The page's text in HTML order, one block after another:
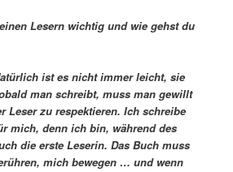
Lesern wichtig und wie gehst du
ist es nicht immer leicht, sie
man schreibt, muss man gewillt
Leser zu respektieren. Ich schreibe
mich, denn ich bin, während des
die erste Leserin. Das Buch muss
mich bewegen … und wenn